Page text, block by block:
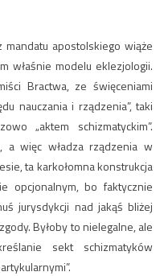
mandatu apostolskiego wiąże
właśnie modelu eklezjologii.
Bractwa, ze święceniami
nauczania i rządzenia”, taki
„aktem schizmatyckim”.
a więc władza rządzenia w
ta karkołomna konstrukcja
opcjonalnym, bo faktycznie
jurysdykcji nad jakąś bliżej
Byłoby to nielegalne, ale
sekt schizmatyków